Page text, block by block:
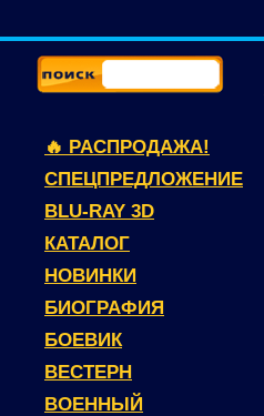
🔥 РАСПРОДАЖА!
СПЕЦПРЕДЛОЖЕНИЕ
BLU-RAY 3D
КАТАЛОГ
НОВИНКИ
БИОГРАФИЯ
БОЕВИК
ВЕСТЕРН
ВОЕННЫЙ